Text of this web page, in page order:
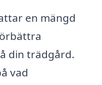
en mängd
din trädgård.
vad